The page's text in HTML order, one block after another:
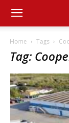
Home Tags
Tag: